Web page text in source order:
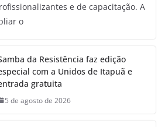
e de capacitação. A
o
da Resistência faz edição
com a Unidos de Itapuã e
gratuita
5 de agosto de 2026